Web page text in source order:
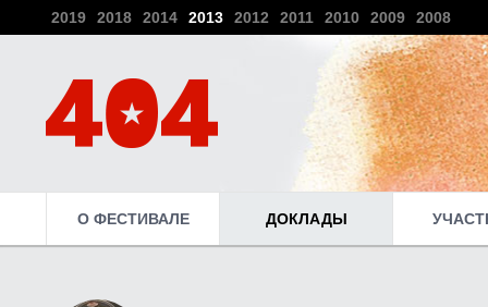
2019 2018 2014 2013 2012 2011 2010 2009 2008
О ФЕСТИВАЛЕ ДОКЛАДЫ